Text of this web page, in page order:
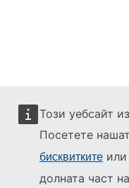
Този уебсайт
Посетете
бисквитките
долната част